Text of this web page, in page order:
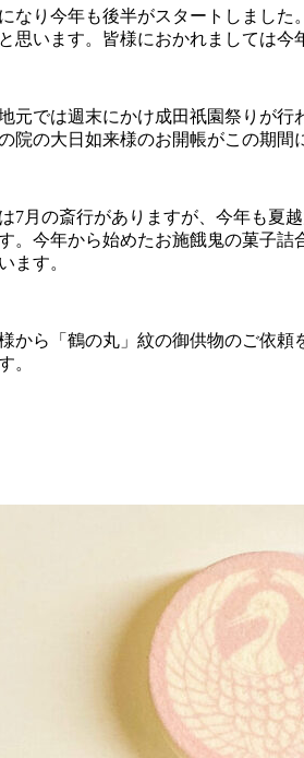
なり今年も後半がスタートしまし
思います。皆様におかれましては今
元では週末にかけ成田祇園祭りが
院の大日如来様のお開帳がこの期
7月の斎行がありますが、今年も夏
。今年から始めたお施餓鬼の菓子
ます。
から「鶴の丸」紋の御供物のご依
。